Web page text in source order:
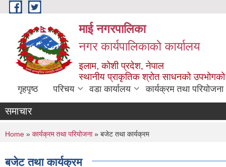
Skip to main content
माई नगरपालिका
नगर कार्यपालिकाको कार्यालय
इलाम, कोशी प्रदेश, नेपाल
स्थानीय प्राकृतिक श्रोत साधनको
गृहपृष्ठ परिचय वडा कार्यालय कार्यक्रम तथा परियोजना
समाचार
You are here
Home » कार्यक्रम तथा परियोजना» बजेट तथा कार्यक्रम
बजेट तथा कार्यक्रम